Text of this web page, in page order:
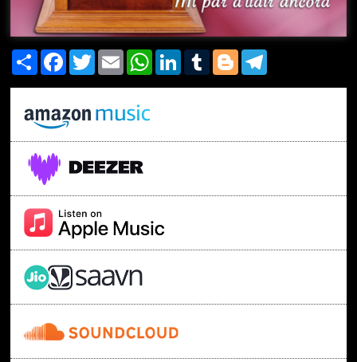
Share FacebookTwitterEmail WhatsAppLinkedInTumblrBlogger